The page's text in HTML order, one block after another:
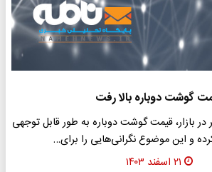
گوشت دوباره بالا رفت
در بازار، قیمت گوشت دوباره به طور قابل توجهی
و این موضوع نگرانی‌هایی را برای…
۲۱ اسفند ۱۴۰۳